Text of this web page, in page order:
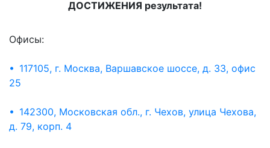
ДОСТИЖЕНИЯ результата!
Офисы:
• 117105, г. Москва, Варшавское шоссе, д. 33, офис
25
• 142300, Московская обл., г. Чехов, улица Чехова,
д. 79, корп. 4